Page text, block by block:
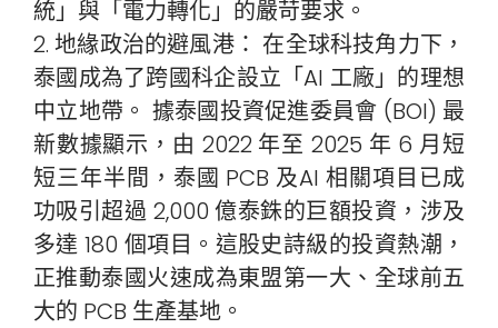
統」與「電力轉化」的嚴苛要求。
2. 地緣政治的避風港： 在全球科技角力下，
泰國成為了跨國科企設立「AI 工廠」的理想
中立地帶。 據泰國投資促進委員會 (BOI) 最
新數據顯示，由 2022 年至 2025 年 6 月短
短三年半間，泰國 PCB 及AI 相關項目已成
功吸引超過 2,000 億泰銖的巨額投資，涉及
多達 180 個項目。這股史詩級的投資熱潮，
正推動泰國火速成為東盟第一大、全球前五
大的 PCB 生產基地。